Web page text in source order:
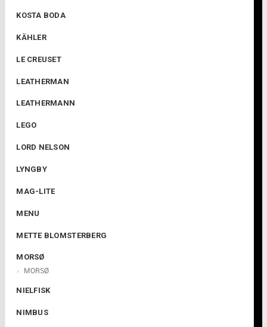
KOSTA BODA
KÄHLER
LE CREUSET
LEATHERMAN
LEATHERMANN
LEGO
LORD NELSON
LYNGBY
MAG-LITE
MENU
METTE BLOMSTERBERG
MORSØ
MORSØ
NIELFISK
NIMBUS